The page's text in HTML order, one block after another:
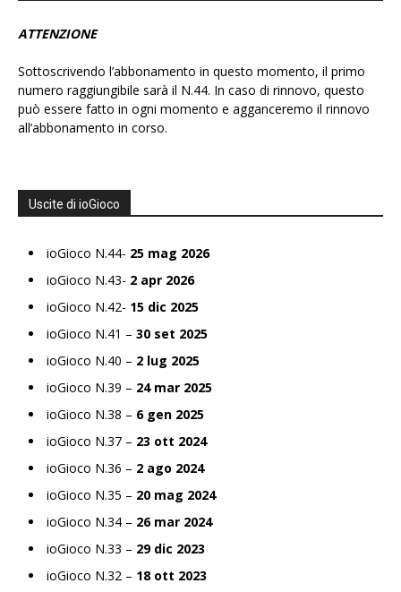
ATTENZIONE
Sottoscrivendo l’abbonamento in questo momento, il primo
numero raggiungibile sarà il N.44. In caso di rinnovo, questo
può essere fatto in ogni momento e agganceremo il rinnovo
all’abbonamento in corso.
Uscite di ioGioco
ioGioco N.44- 25 mag 2026
ioGioco N.43- 2 apr 2026
ioGioco N.42- 15 dic 2025
ioGioco N.41 – 30 set 2025
ioGioco N.40 – 2 lug 2025
ioGioco N.39 – 24 mar 2025
ioGioco N.38 – 6 gen 2025
ioGioco N.37 – 23 ott 2024
ioGioco N.36 – 2 ago 2024
ioGioco N.35 – 20 mag 2024
ioGioco N.34 – 26 mar 2024
ioGioco N.33 – 29 dic 2023
ioGioco N.32 – 18 ott 2023